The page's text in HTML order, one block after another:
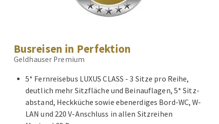
Busreisen in Perfektion
Geldhauser Premium
5* Fernreisebus LUXUS CLASS - 3 Sitze pro Reihe,
deutlich mehr Sitzfläche und Beinauflagen, 5* Sitz-
abstand, Heckküche sowie ebenerdiges Bord-WC, W-
LAN und 220 V-Anschluss in allen Sitzreihen